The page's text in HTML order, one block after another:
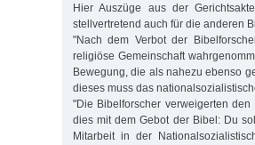
Hier Auszüge aus der
stellvertretend auch für die anderen
"Nach dem Verbot der
religiöse Gemeinschaft
Bewegung, die als nahezu ebenso
dieses muss das
"Die Bibelforscher verweigerten
dies mit dem Gebot der Bibel: Du
Mitarbeit in der